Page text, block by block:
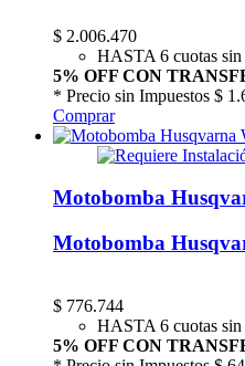
$ 2.006.470
HASTA 6 cuotas sin
5% OFF CON
* Precio sin Impuestos $
Comprar
Motobomba
Motobomba
$ 776.744
HASTA 6 cuotas sin
5% OFF CON